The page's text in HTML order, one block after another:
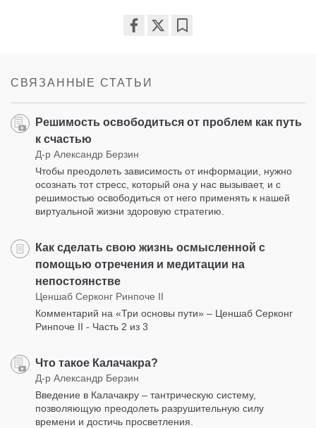
СВЯЗАННЫЕ СТАТЬИ
Решимость освободиться от проблем как путь
к счастью
Д-р Александр Берзин
Чтобы преодолеть зависимость от информации, нужно
осознать тот стресс, который она у нас вызывает, и с
решимостью освободиться от него применять к нашей
виртуальной жизни здоровую стратегию.
Как сделать свою жизнь осмысленной с
помощью отречения и медитации на
непостоянстве
Ценшаб Серконг Ринпоче II
Комментарий на «Три основы пути» – Ценшаб Серконг
Ринпоче II - Часть 2 из 3
Что такое Калачакра?
Д-р Александр Берзин
Введение в Калачакру – тантрическую систему,
позволяющую преодолеть разрушительную силу
времени и достичь просветления.